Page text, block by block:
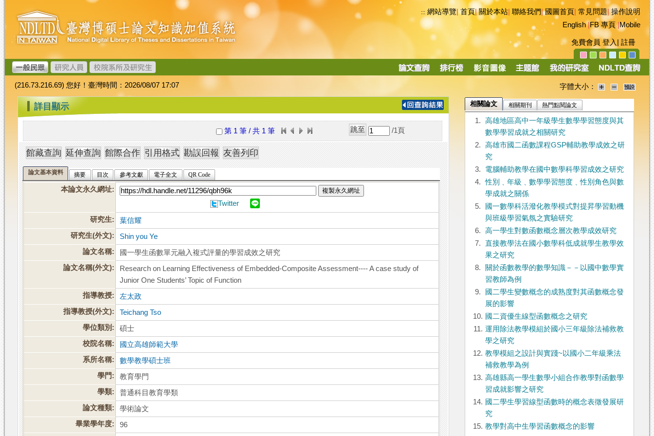
跳
到
主
要
內
容
臺
灣
博
碩
士
論
文
加
值
系
統
::: 網站導覽|首頁|關於本站 聯絡我們|國圖首頁 常見問題|操作說明
English|FB 專頁|Mobile
免費會員 登入 註冊
導
(216.73.216.69) 您好！臺灣時間：2026/08/07 17:07 字體大小：
::: 詳目顯示
第 1 筆 / 共 1 筆 /1 頁
論文基本資料 摘要 目次 參考文獻 電子全文 QR Code
本論文永久網址: 複製永久網址
Twitter
研究生:
葉信耀
研究生(外文):
Shin you Ye
論文名稱:
國一學生函數單元融入複式評量的學習成效之研究
論文名稱(外文):
Research on Learning Effectiveness of Embedded-Composite Assessment---- A case study of
Junior One Students’ Topic of Function
指導教授:
左太政
指導教授(外文):
Teichang Tso
學位類別:
碩士
校院名稱:
國立高雄師範大學
系所名稱:
數學教學碩士班
學門:
教育學門
學類:
普通科目教育學類
論文種類:
學術論文
畢業學年度:
96
相關論文 相關期刊 熱門點閱論文
1.
高雄地區高中一年級學生數學學習態度與其
數學學習成就之相關研究
2.
高雄市國二函數課程GSP輔助教學成效之研
究
3.
電腦輔助教學在國中數學科學習成效之研究
4. 性別﹑年級﹑數學學習態度﹑性別角色與數
學成就之關係
5.
國一數學科活潑化教學模式對提昇學習動機
與班級學習氣氛之實驗研究
6.
高一學生對數函數概念層次教學成效研究
7.
直接教學法在國小數學科低成就學生教學效
果之研究
8.
關於函數教學的數學知識－－以國中數學實
習教師為例
9.
國二學生變數概念的成熟度對其函數概念發
展的影響
10. 國二資優生線型函數概念之研究
11. 運用除法教學模組於國小三年級除法補救教
學之研究
12. 教學模組之設計與實踐~以國小二年級乘法
補救教學為例
13. 高雄縣高一學生數學小組合作教學對函數學
習成就影響之研究
14. 國二學生學習線型函數時的概念表徵發展研
究
15. 教學對高中生學習函數概念的影響